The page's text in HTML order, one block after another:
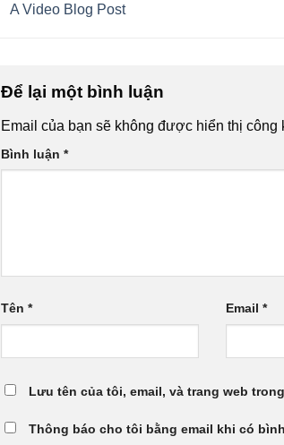
A Video Blog Post
Để lại một bình luận
Email của bạn sẽ không được hiển thị công
Bình luận *
Tên * Email *
Lưu tên của tôi, email, và trang web
Thông báo cho tôi bằng email khi có